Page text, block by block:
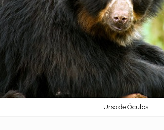
Urso de Óculos